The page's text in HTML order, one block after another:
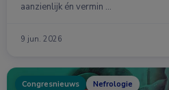
aanzienlijk én vermin …
9 jun. 2026
Congresnieuws Nefrologie